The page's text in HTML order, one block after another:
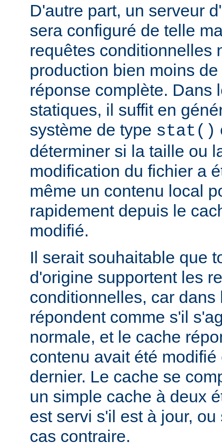
D'autre part, un serveur
sera configuré de telle
requêtes conditionnelles
production bien moins
réponse complète. Dans
statiques, il suffit en
système de type stat()
déterminer si la taille ou
modification du fichier a
même un contenu local
rapidement depuis le
modifié.
Il serait souhaitable que
d'origine supportent les
conditionnelles, car
répondent comme s'il
normale, et le cache
contenu avait été
dernier. Le cache se
un simple cache à deux
est servi s'il est à jour,
cas contraire.